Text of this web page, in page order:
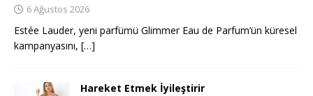
6 Ağustos 2026
Estée Lauder, yeni parfümü Glimmer Eau de Parfum’ün küresel
kampanyasını, […]
Hareket Etmek İyileştirir